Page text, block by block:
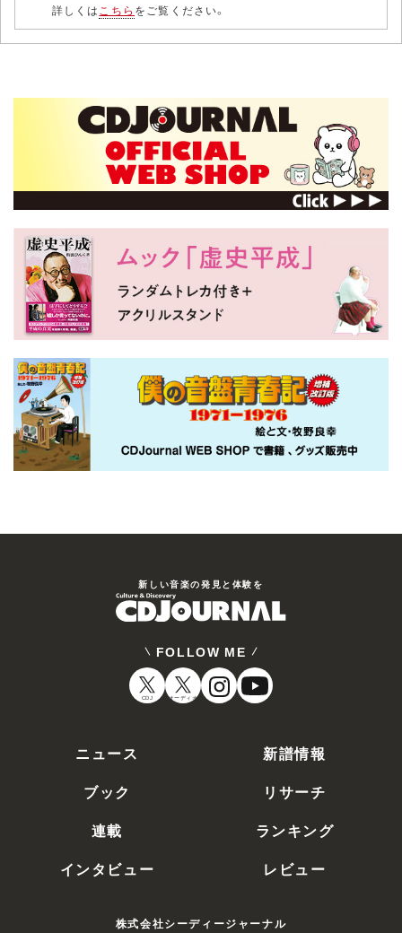
詳しくは こちら をご覧ください。
新しい⾳楽の発⾒と体験を
FOLLOW ME
CDJ オーディオ
ニュース
新譜情報
ブック
リサーチ
連載
ランキング
インタビュー
レビュー
株式会社シーディージャーナル